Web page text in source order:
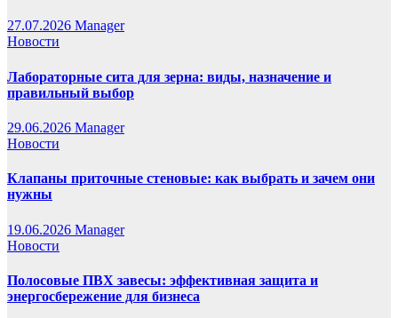
27.07.2026 Manager
Новости
Лабораторные сита для зерна: виды, назначение и
правильный выбор
29.06.2026 Manager
Новости
Клапаны приточные стеновые: как выбрать и зачем они
нужны
19.06.2026 Manager
Новости
Полосовые ПВХ завесы: эффективная защита и
энергосбережение для бизнеса